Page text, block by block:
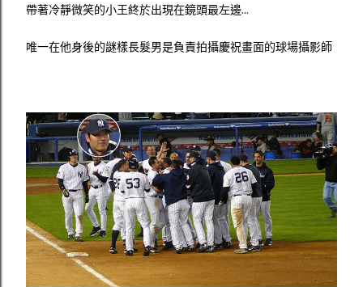
帶著冷靜微笑的小王終於出現在鏡頭最左邊...
唯一在他身後的謎樣長髮男是負責拍攝慶祝畫面的球場攝影師